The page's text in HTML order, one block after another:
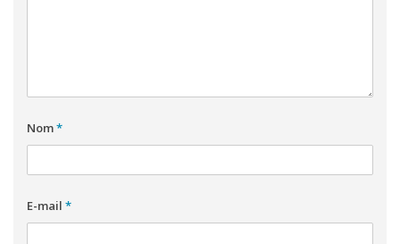
Nom*
E-mail *